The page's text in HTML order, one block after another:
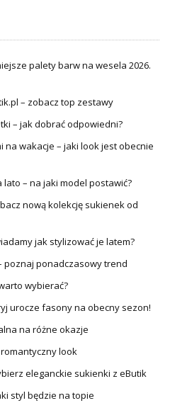
palety barw na wesela 2026.
– zobacz top zestawy
– jak dobrać odpowiedni?
na wakacje – jaki look jest obecnie
– na jaki model postawić?
nową kolekcję sukienek od
jak stylizować je latem?
poznaj ponadczasowy trend
wybierać?
urocze fasony na obecny sezon!
na różne okazje
look
eleganckie sukienki z eButik
styl będzie na topie